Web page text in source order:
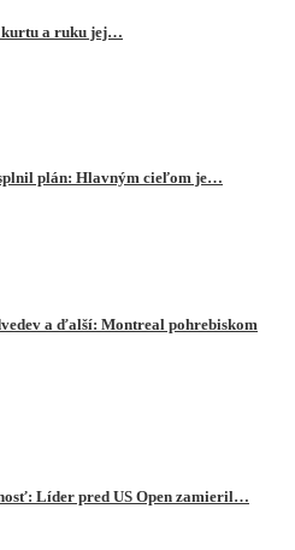
a ruku jej…
plán: Hlavným cieľom je…
a ďalší: Montreal pohrebiskom
Líder pred US Open zamieril…